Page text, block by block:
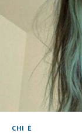
CHI È